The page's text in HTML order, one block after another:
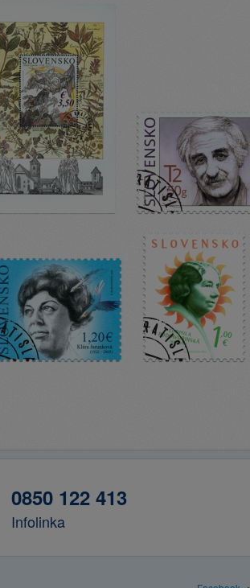
0850 122 413
Infolinka